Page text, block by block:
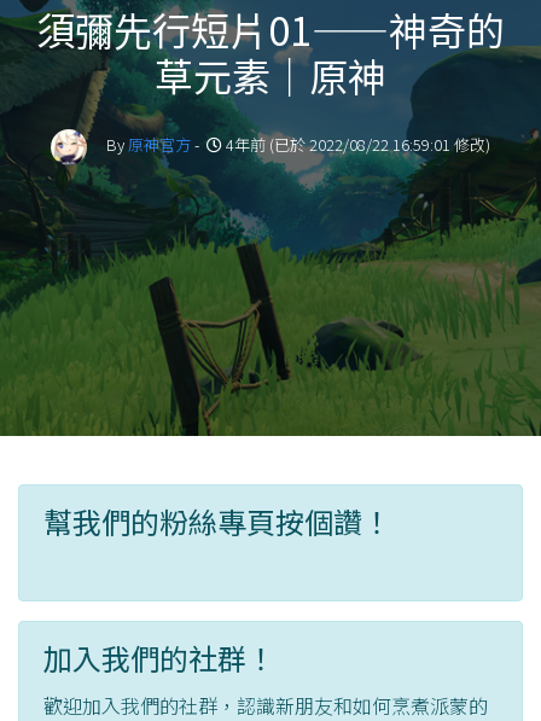
須彌先行短片01——神奇的
草元素｜原神
By原神官方- 4年前 (已於 2022/08/22 16:59:01 修改)
幫我們的粉絲專頁按個讚！
加入我們的社群！
歡迎加入我們的社群，認識新朋友和如何烹煮派蒙的